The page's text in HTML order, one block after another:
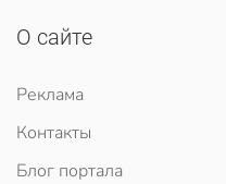
О сайте
Реклама
Контакты
Блог портала